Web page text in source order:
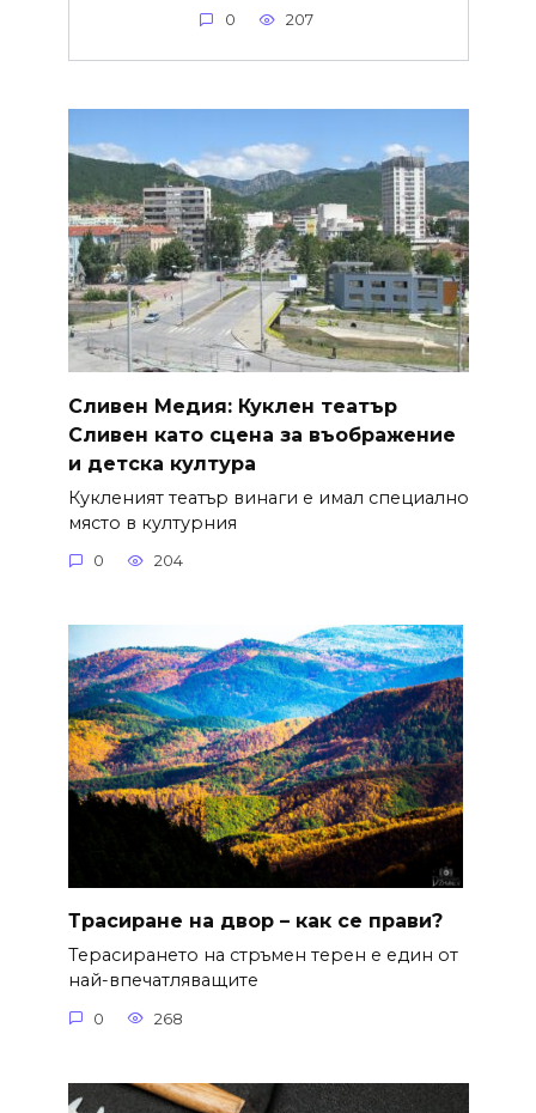
0 207
Сливен Медия: Куклен театър
Сливен като сцена за въображение
и детска култура
Кукленият театър винаги е имал специално
място в културния
0 204
Трасиране на двор – как се прави?
Терасирането на стръмен терен е един от
най-впечатляващите
0 268